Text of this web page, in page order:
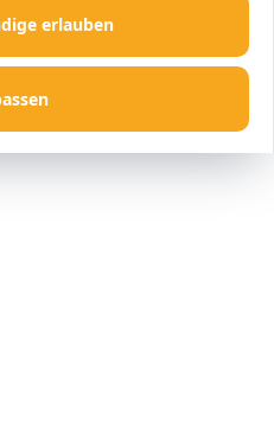
erlauben